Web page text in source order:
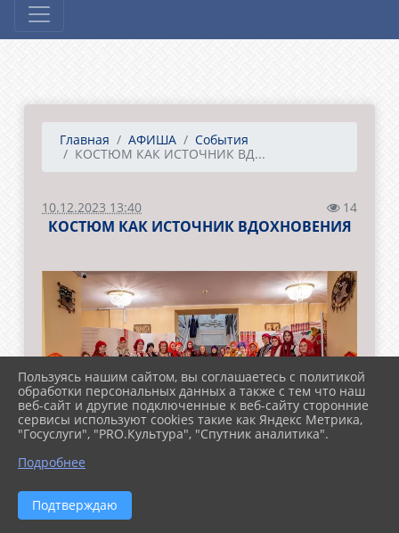
Главная АФИША
События
КОСТЮМ КАК ИСТОЧНИК ВД...
10.12.2023 13:40 14
КОСТЮМ КАК ИСТОЧНИК ВДОХНОВЕНИЯ
Пользуясь нашим сайтом, вы соглашаетесь с политикой
обработки персональных данных а также с тем что наш
веб-сайт и другие подключенные к веб-сайту сторонние
сервисы используют cookies такие как Яндекс Метрика,
"Госуслуги", "PRO.Культура", "Спутник аналитика".
Подробнее
Подтверждаю